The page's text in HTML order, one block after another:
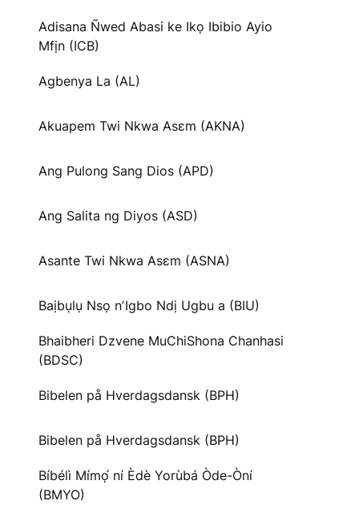
Adisana Ñwed Abasi ke Ikọ Ibibio Ayio
Mfịn (ICB)
Agbenya La (AL)
Akuapem Twi Nkwa Asɛm (AKNA)
Ang Pulong Sang Dios (APD)
Ang Salita ng Diyos (ASD)
Asante Twi Nkwa Asɛm (ASNA)
Baịbụlụ Nsọ nʼIgbo Ndị Ugbu a (BIU)
Bhaibheri Dzvene MuChiShona Chanhasi
(BDSC)
Bibelen på Hverdagsdansk (BPH)
Bibelen på Hverdagsdansk (BPH)
Bíbélì Mímọ́ ní Èdè Yorùbá Òde-Òní
(BMYO)